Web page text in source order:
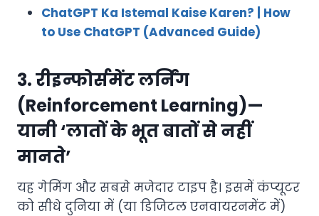
ChatGPT Ka Istemal Kaise Karen? | How
to Use ChatGPT (Advanced Guide)
3. रीइन्फोर्समेंट लर्निंग
(Reinforcement Learning)—
यानी ‘लातों के भूत बातों से नहीं
मानते’
यह गेमिंग और सबसे मजेदार टाइप है। इसमें कंप्यूटर
को सीधे दुनिया में (या डिजिटल एनवायरनमेंट में)